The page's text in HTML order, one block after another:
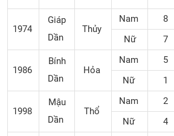
1974
Giáp
Dần
Thủy
Nam 8
Nữ
7
1986
Bính
Dần
Hỏa
Nam 5
Nữ
1
1998
Mậu
Dần
Thổ
Nam 2
Nữ
4